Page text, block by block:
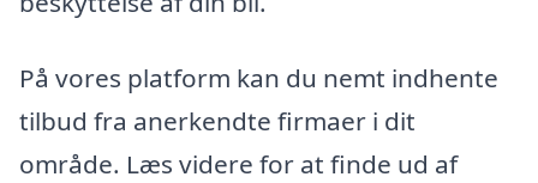
På vores platform kan du nemt indhente
tilbud fra anerkendte firmaer i dit
område. Læs videre for at finde ud af